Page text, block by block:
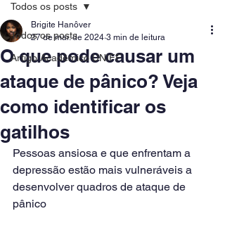
Todos os posts
Artigo Acadêmico UNIFF
Todos os posts
O que pode causar um
ataque de pânico? Veja
como identificar os
gatilhos
Brigite Hanôver
27 de mai. de 2024 3 min de leitura
Pessoas ansiosa e que enfrentam a
depressão estão mais vulneráveis a
desenvolver quadros de ataque de
pânico